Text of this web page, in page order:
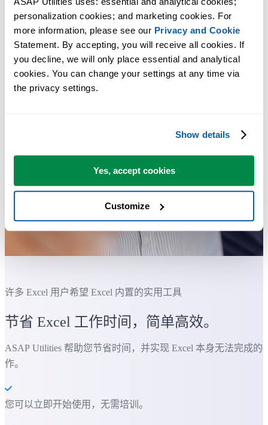
personalization cookies; and marketing cookies. For
more information, please see our Privacy and Cookie
Statement. By accepting, you will receive all cookies. If
you decline, we will only place essential and analytical
cookies. You can change your settings at any time via
the privacy settings.
Show details
Yes, accept cookies
Customize
许多 Excel 用户希望 Excel 内置的实用工具
节省 Excel 工作时间，简单高效。
ASAP Utilities 帮助您节省时间，并实现 Excel 本身无法完成的
作。
您可以立即开始使用，无需培训。